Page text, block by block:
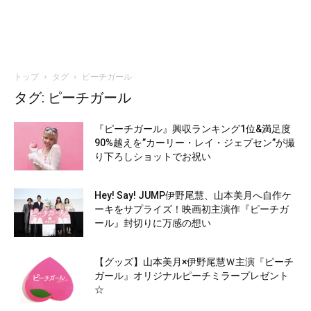
トップ タグ ピーチガール
タグ: ピーチガール
『ピーチガール』興収ランキング1位&満足度
90%越えを”カーリー・レイ・ジェプセン”が撮
り下ろしショットでお祝い
Hey! Say! JUMP伊野尾慧、山本美月へ自作ケ
ーキをサプライズ！映画初主演作『ピーチガ
ール』封切りに万感の想い
【グッズ】山本美月×伊野尾慧Ｗ主演『ピーチ
ガール』オリジナルピーチミラープレゼント
☆